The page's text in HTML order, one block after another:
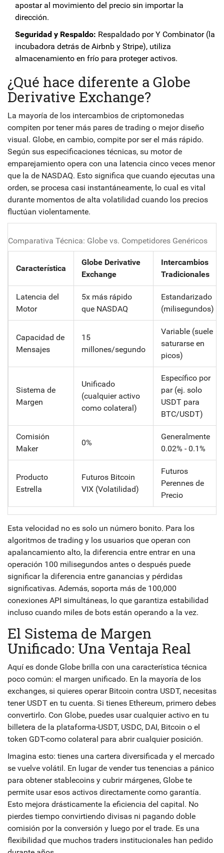
apostar al movimiento del precio sin importar la
dirección.
Seguridad y Respaldo: Respaldado por Y Combinator (la
incubadora detrás de Airbnb y Stripe), utiliza
almacenamiento en frío para proteger activos.
¿Qué hace diferente a Globe
Derivative Exchange?
La mayoría de los intercambios de criptomonedas
compiten por tener más pares de trading o mejor diseño
visual. Globe, en cambio, compite por ser el más rápido.
Según sus especificaciones técnicas, su motor de
emparejamiento opera con una latencia cinco veces menor
que la de NASDAQ. Esto significa que cuando ejecutas una
orden, se procesa casi instantáneamente, lo cual es vital
durante momentos de alta volatilidad cuando los precios
fluctúan violentamente.
Comparativa Técnica: Globe vs. Competidores Genéricos
Característica
Globe Derivative
Exchange
Intercambios
Tradicionales
Latencia del
Motor
5x más rápido
que NASDAQ
Estandarizado
(milisegundos)
Capacidad de
Mensajes
15
millones/segundo
Variable (suele
saturarse en
picos)
Sistema de
Margen
Unificado
(cualquier activo
como colateral)
Específico por
par (ej. solo
USDT para
BTC/USDT)
Comisión
Maker
0%
Generalmente
0.02% - 0.1%
Producto
Estrella
Futuros Bitcoin
VIX (Volatilidad)
Futuros
Perennes de
Precio
Esta velocidad no es solo un número bonito. Para los
algoritmos de trading y los usuarios que operan con
apalancamiento alto, la diferencia entre entrar en una
operación 100 milisegundos antes o después puede
significar la diferencia entre ganancias y pérdidas
significativas. Además, soporta más de 100,000
conexiones API simultáneas, lo que garantiza estabilidad
incluso cuando miles de bots están operando a la vez.
El Sistema de Margen
Unificado: Una Ventaja Real
Aquí es donde Globe brilla con una característica técnica
poco común: el margen unificado. En la mayoría de los
exchanges, si quieres operar Bitcoin contra USDT, necesitas
tener USDT en tu cuenta. Si tienes Ethereum, primero debes
convertirlo. Con Globe, puedes usar cualquier activo en tu
billetera de la plataforma-USDT, USDC, DAI, Bitcoin o el
token GDT-como colateral para abrir cualquier posición.
Imagina esto: tienes una cartera diversificada y el mercado
se vuelve volátil. En lugar de vender tus tenencias a pánico
para obtener stablecoins y cubrir márgenes, Globe te
permite usar esos activos directamente como garantía.
Esto mejora drásticamente la eficiencia del capital. No
pierdes tiempo convirtiendo divisas ni pagando doble
comisión por la conversión y luego por el trade. Es una
flexibilidad que muchos traders institucionales han pedido